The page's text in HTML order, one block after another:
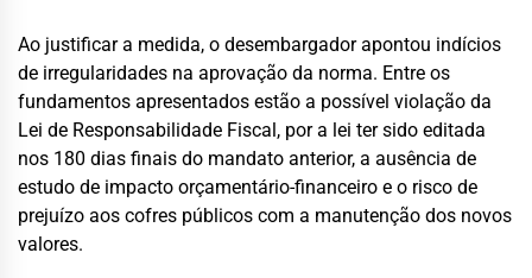
Ao justificar a medida, o desembargador apontou indícios
de irregularidades na aprovação da norma. Entre os
fundamentos apresentados estão a possível violação da
Lei de Responsabilidade Fiscal, por a lei ter sido editada
nos 180 dias finais do mandato anterior, a ausência de
estudo de impacto orçamentário-financeiro e o risco de
prejuízo aos cofres públicos com a manutenção dos novos
valores.